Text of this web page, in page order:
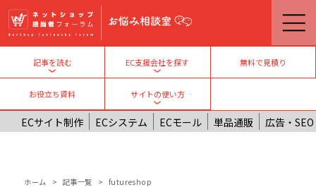
メインコンテンツに移動
記事を読む
Toggle submenu
EC支援会社を探す
Toggle submenu
無料で見積り
お役立ち資料
サイトの使い方
Toggle submenu
ECサイト制作 ECシステム ECモール 単品通販 広告・SEO
パンくず
ホーム 記事一覧 futureshop